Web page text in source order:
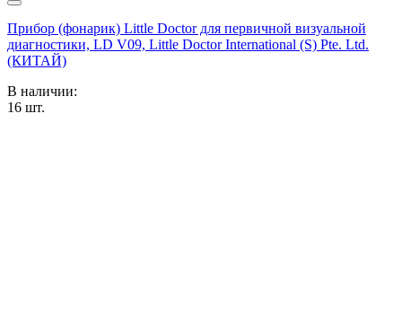
Прибор (фонарик) Little Doctor для первичной визуальной
диагностики, LD V09, Little Doctor International (S) Pte. Ltd.
(КИТАЙ)
В наличии:
16 шт.